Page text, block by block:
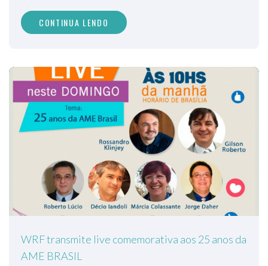
CONTINUA LENDO
WRF transmite live comemorativa aos 25 anos da
AME BRASIL